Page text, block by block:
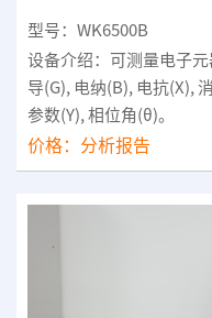
型号：WK6500B
设备介绍：可测量电子
导(G), 电纳(B), 电抗(X),
参数(Y), 相位角(θ)。
价格： 分析报告